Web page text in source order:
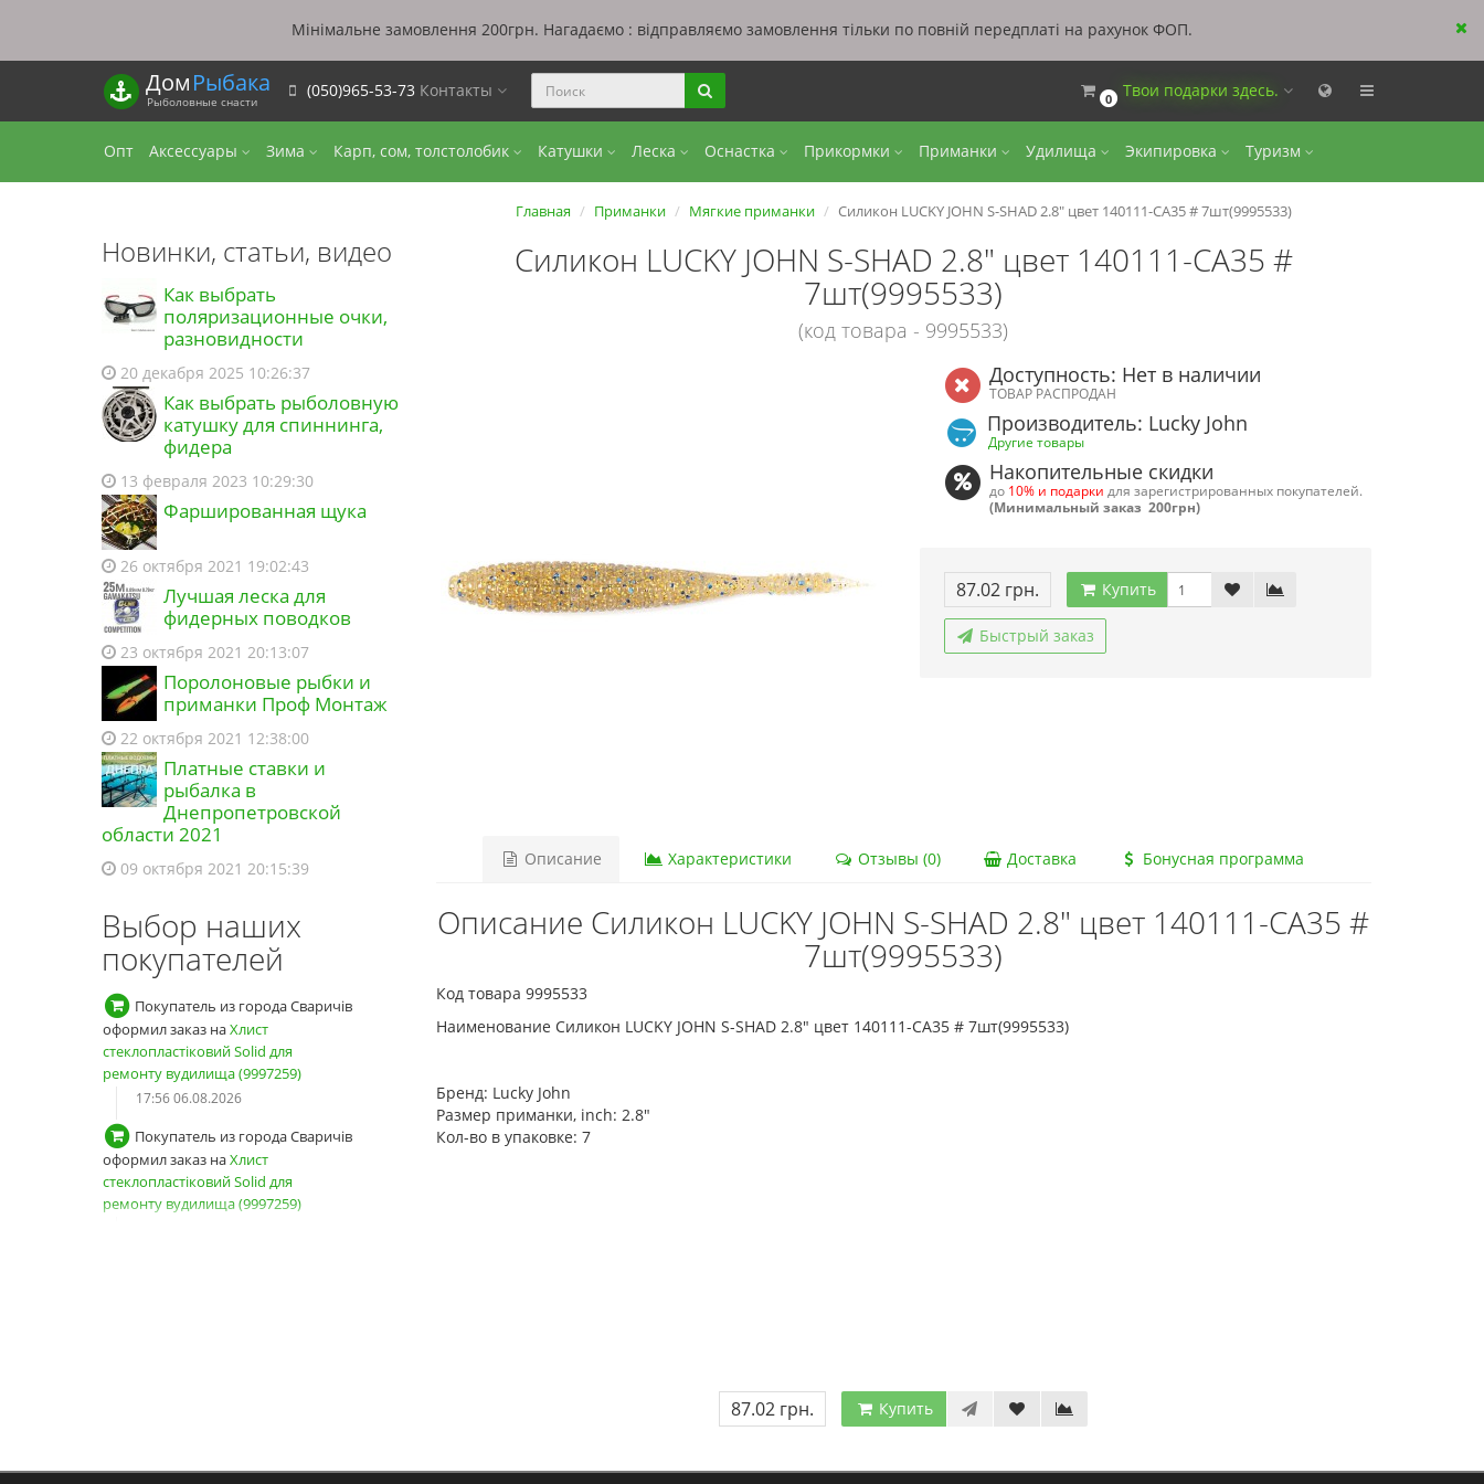
Мінімальне замовлення 200грн. Нагадаємо : відправляємо замовлення тільки по повній передплаті на рахунок ФОП.
ДомРыбака
Рыболовные снасти
(050)965-53-73 Контакты 0 Твои подарки здесь.
Опт Аксессуары Зима Карп, сом, толстолобик Катушки Леска Оснастка Прикормки Приманки Удилища Экипировка Туризм
Новинки, статьи, видео
Как выбрать
поляризационные очки,
разновидности
20 декабря 2025 10:26:37
Как выбрать рыболовную
катушку для спиннинга,
фидера
13 февраля 2023 10:29:30
Фаршированная щука
26 октября 2021 19:02:43
Лучшая леска для
фидерных поводков
23 октября 2021 20:13:07
Поролоновые рыбки и
приманки Проф Монтаж
22 октября 2021 12:38:00
Платные ставки и
рыбалка в
Днепропетровской
области 2021
09 октября 2021 20:15:39
Выбор наших
покупателей
Покупатель из города Сваричів
оформил заказ наХлист
стеклопластіковий Solid для
ремонту вудилища (9997259)
17:56 06.08.2026
Покупатель из города Сваричів
оформил заказ наХлист
стеклопластіковий Solid для
ремонту вудилища (9997259)
Главная Приманки Мягкие приманки Силикон LUCKY JOHN S-SHAD 2.8" цвет 140111-CA35 # 7шт(9995533)
Силикон LUCKY JOHN S-SHAD 2.8" цвет 140111-CA35 #
7шт(9995533)
(код товара - 9995533)
Доступность: Нет в наличии
ТОВАР РАСПРОДАН
Производитель: Lucky John
Другие товары
Накопительные скидки
до 10% и подарки для зарегистрированных покупателей.
(Минимальный заказ 200грн)
87.02 грн. Купить
Быстрый заказ
Описание Характеристики Отзывы (0) Доставка Бонусная программа
Описание Силикон LUCKY JOHN S-SHAD 2.8" цвет 140111-CA35 #
7шт(9995533)
Код товара 9995533
Наименование Силикон LUCKY JOHN S-SHAD 2.8" цвет 140111-CA35 # 7шт(9995533)
Бренд: Lucky John
Размер приманки, inch: 2.8"
Кол-во в упаковке: 7
87.02 грн. Купить